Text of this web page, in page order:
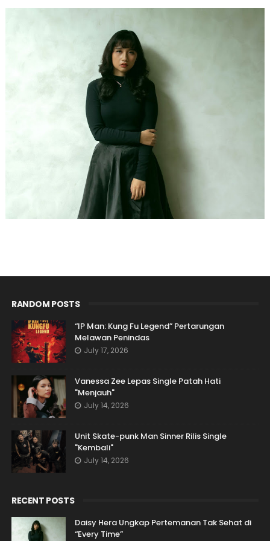
RANDOM POSTS
“IP Man: Kung Fu Legend” Pertarungan
Melawan Penindas
July 17, 2026
Vanessa Zee Lepas Single Patah Hati
"Menjauh"
July 14, 2026
Unit Skate-punk Man Sinner Rilis Single
"Kembali"
July 14, 2026
RECENT POSTS
Daisy Hera Ungkap Pertemanan Tak Sehat di
“Every Time”